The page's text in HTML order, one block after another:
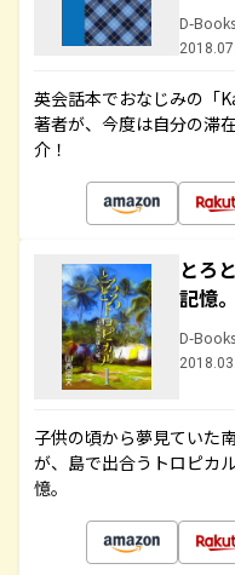
D-Books
英会話本でおなじみの「
著者が、今度は自分の滞
介！
とろ
記憶
D-Books
子供の頃から夢見ていた
が、島で出合うトロピカ
憶。